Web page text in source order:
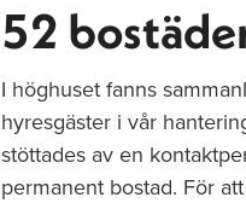
52
I höghuset fanns
hyresgäster i vår
stöttades av en
permanent bostad. För